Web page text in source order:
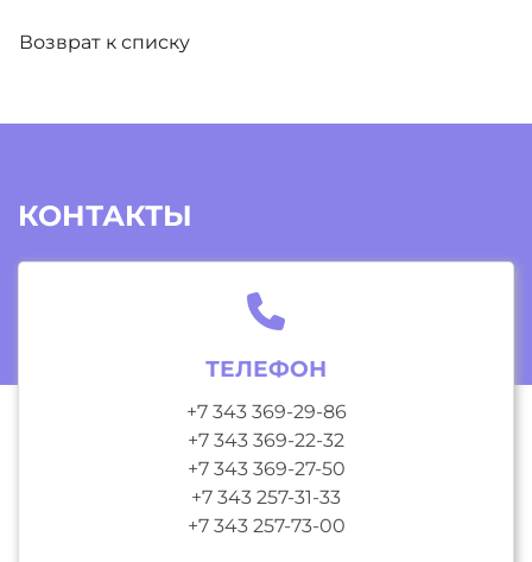
Возврат к списку
КОНТАКТЫ
ТЕЛЕФОН
+7 343 369-29-86
+7 343 369-22-32
+7 343 369-27-50
+7 343 257-31-33
+7 343 257-73-00